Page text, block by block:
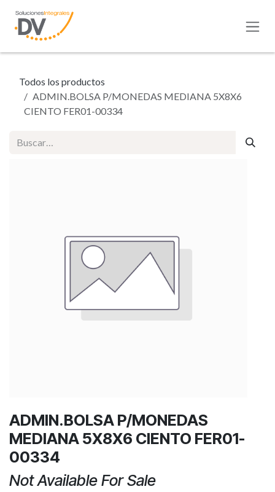
Todos los productos
ADMIN.BOLSA P/MONEDAS MEDIANA 5X8X6
CIENTO FER01-00334
ADMIN.BOLSA P/MONEDAS
MEDIANA 5X8X6 CIENTO FER01-
00334
Not Available For Sale